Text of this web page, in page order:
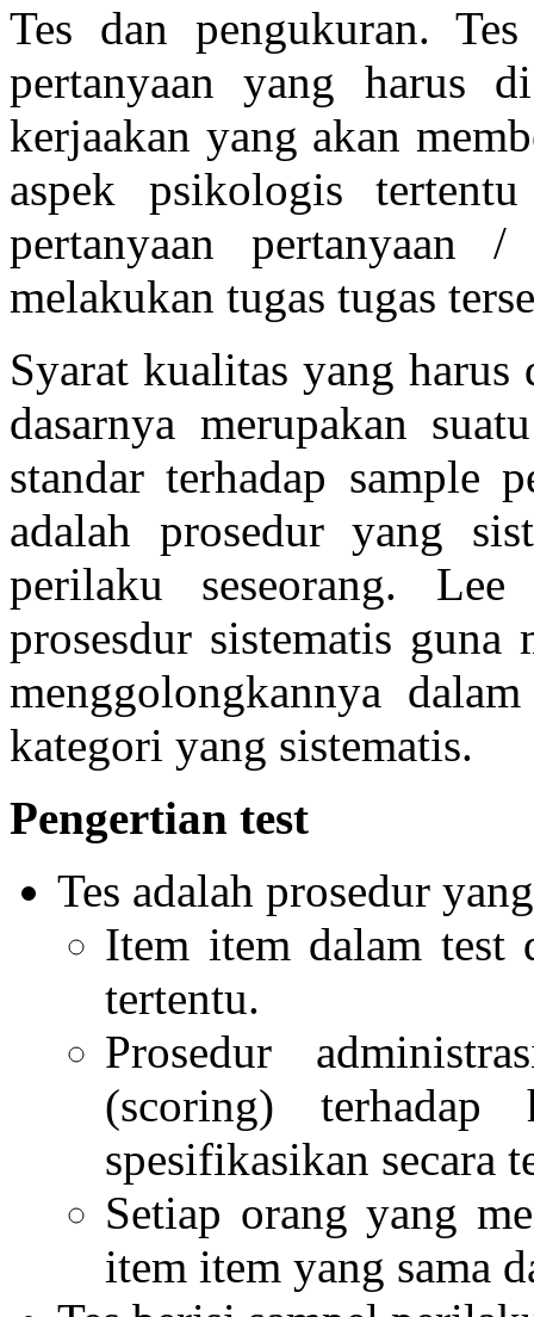
Tes dan pengukuran.
pertanyaan yang harus
kerjaakan yang akan
aspek psikologis
pertanyaan pertanyaan
melakukan tugas tugas
Syarat kualitas yang
dasarnya merupakan
standar terhadap sample
adalah prosedur yang
perilaku seseorang.
prosesdur sistematis
menggolongkannya
kategori yang sistematis.
Pengertian test
Tes adalah prosedur
Item item dalam test
tertentu.
Prosedur
(scoring)
spesifikasikan secara
Setiap orang yang
item item yang sama